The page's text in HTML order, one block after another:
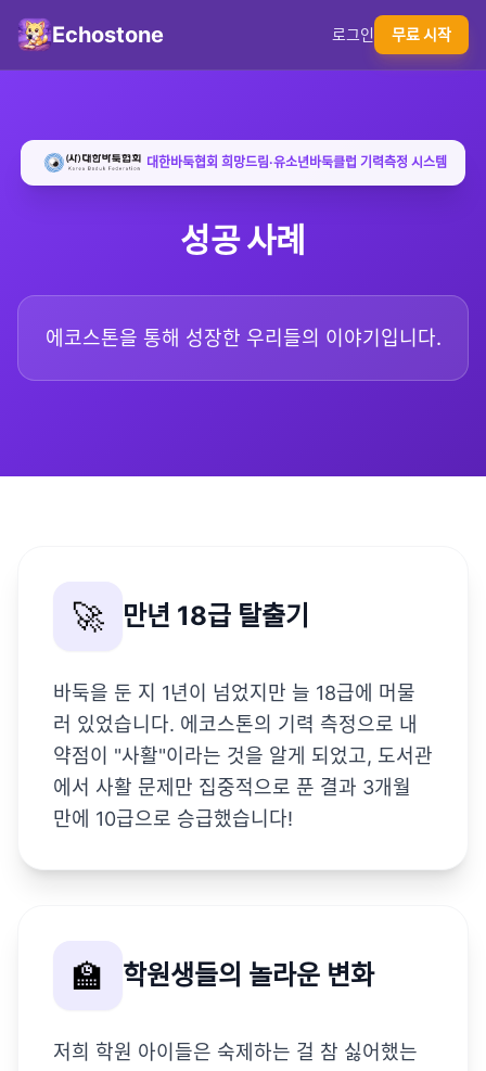
Echostone 로그인 무료 시작
대한바둑협회 희망드림·유소년바둑클럽 기력측정 시스템
성공 사례
에코스톤을 통해 성장한 우리들의 이야기입니다.
🚀 만년 18급 탈출기
바둑을 둔 지 1년이 넘었지만 늘 18급에 머물
러 있었습니다. 에코스톤의 기력 측정으로 내
약점이 "사활"이라는 것을 알게 되었고, 도서관
에서 사활 문제만 집중적으로 푼 결과 3개월
만에 10급으로 승급했습니다!
🏫 학원생들의 놀라운 변화
저희 학원 아이들은 숙제하는 걸 참 싫어했는